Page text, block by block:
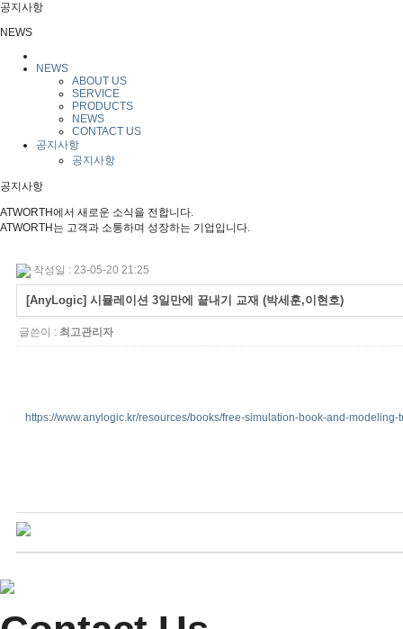
공지사항
NEWS
NEWS
ABOUT US
SERVICE
PRODUCTS
NEWS
CONTACT US
공지사항
공지사항
공지사항
ATWORTH에서 새로운 소식을 전합니다.
ATWORTH는 고객과 소통하며 성장하는 기업입니다.
작성일 : 23-05-20 21:25
[AnyLogic] 시뮬레이션 3일만에 끝내기 교재 (박세훈,이현호)
글쓴이 : 최고관리자
https://www.anylogic.kr/resources/books/free-simulation-book-and-modeling-